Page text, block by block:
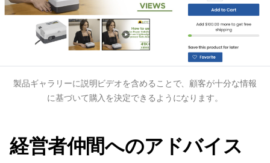
製品ギャラリーに説明ビデオを含めることで、顧客が十分な情報
に基づいて購入を決定できるようになります。
経営者仲間へのアドバイス